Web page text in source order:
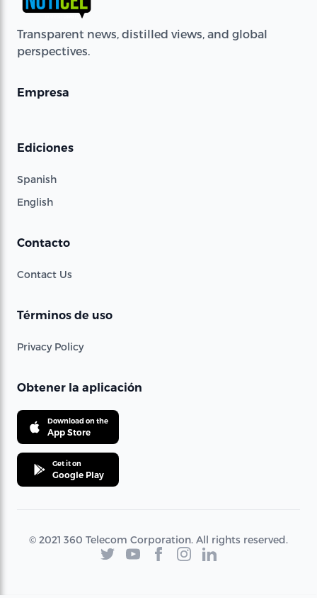
Transparent news, distilled views, and global
perspectives.
Empresa
Ediciones
Spanish
English
Contacto
Contact Us
Términos de uso
Privacy Policy
Obtener la aplicación
Download on the
App Store
Get it on
Google Play
© 2021 360 Telecom Corporation. All rights reserved.